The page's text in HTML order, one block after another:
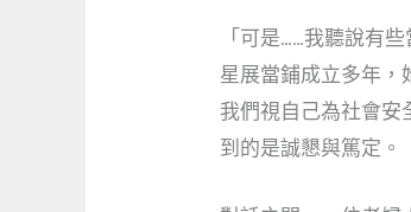
「可是……我聽說有
星展當鋪成立多年，
我們視自己為社會安
到的是誠懇與篤定。